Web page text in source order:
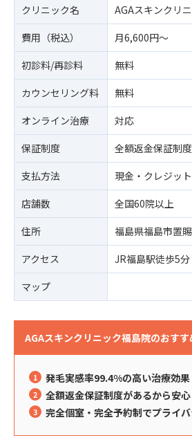
クリニック名
AGAスキンクリ
費用（税込）
月6,600円～
初診料/再診料
無料
カウンセリング料
無料
オンライン治療
対応
保証制度
全額返金保証制
支払方法
現金・クレジッ
店舗数
全国60院以上
住所
福島県福島市置
アクセス
JR福島駅徒歩5分
マップ
AGAスキンクリニック福島院のおす
発毛実感率99.4%の高い治療効果
全額返金保証制度があるから安
完全個室・完全予約制でプライ